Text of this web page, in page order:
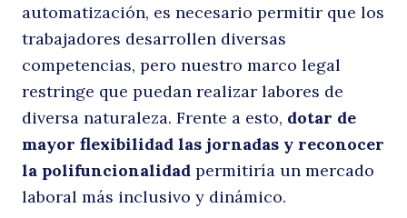
automatización, es necesario permitir que los
trabajadores desarrollen diversas
competencias, pero nuestro marco legal
restringe que puedan realizar labores de
diversa naturaleza. Frente a esto, dotar de
mayor flexibilidad las jornadas y reconocer
la polifuncionalidad permitiría un mercado
laboral más inclusivo y dinámico.